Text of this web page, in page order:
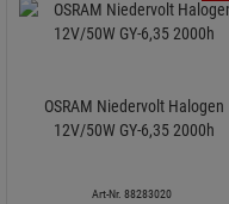
OSRAM Niedervolt Halogen
12V/50W GY-6,35 2000h
Art-Nr. 88283020